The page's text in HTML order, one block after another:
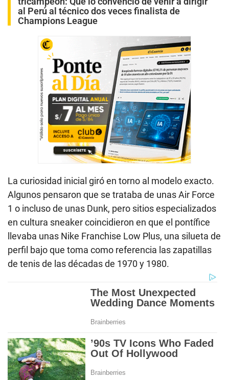
al Perú al técnico dos veces finalista de
Champions League
La curiosidad inicial giró en torno al modelo exacto.
Algunos pensaron que se trataba de unas Air Force
1 o incluso de unas Dunk, pero sitios especializados
en cultura sneaker coincidieron en que el pontífice
llevaba unas Nike Franchise Low Plus, una silueta de
perfil bajo que toma como referencia las zapatillas
de tenis de las décadas de 1970 y 1980.